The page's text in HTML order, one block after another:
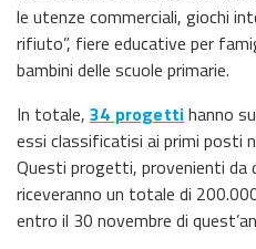
le utenze commerciali, giochi
rifiuto”, fiere educative per
bambini delle scuole primarie.
In totale, 34 progettihanno
essi classificatisi ai primi posti
Questi progetti, provenienti da
riceveranno un totale di
entro il 30 novembre di